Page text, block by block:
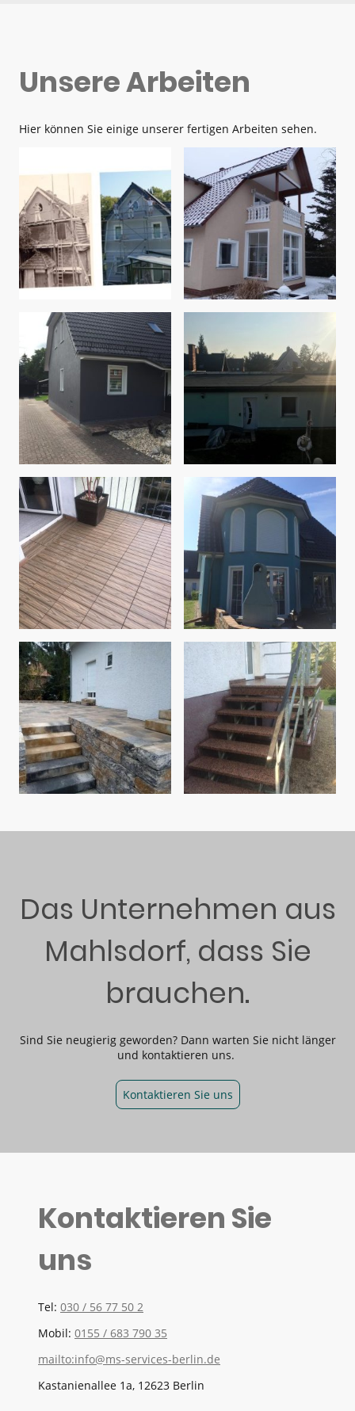
Unsere Arbeiten
Hier können Sie einige unserer fertigen Arbeiten sehen.
Das Unternehmen aus
Mahlsdorf, dass Sie
brauchen.
Sind Sie neugierig geworden? Dann warten Sie nicht länger
und kontaktieren uns.
Kontaktieren Sie uns
Kontaktieren Sie
uns
Tel: 030 / 56 77 50 2
Mobil: 0155 / 683 790 35
mailto:info@ms-services-berlin.de
Kastanienallee 1a, 12623 Berlin